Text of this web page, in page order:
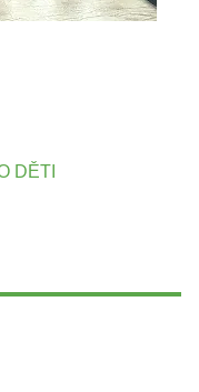
DĚTI